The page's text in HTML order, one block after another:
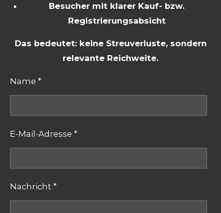
Besucher mit klarer Kauf- bzw.
Registrierungsabsicht
Das bedeutet: keine Streuverluste, sondern
relevante Reichweite.
Name *
E-Mail-Adresse *
Nachricht *